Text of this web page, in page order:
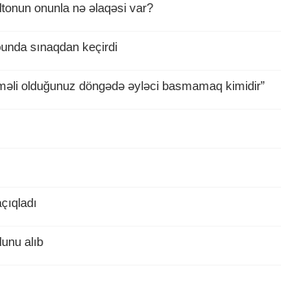
onunla nə əlaqəsi var?
sınaqdan keçirdi
olduğunuz döngədə əyləci basmamaq kimidir”
alıb